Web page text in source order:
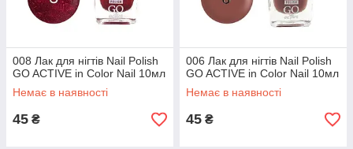
008 Лак для нігтів Nail Polish
GO ACTIVE in Color Nail 10мл
Немає в наявності
45 ₴
006 Лак для нігтів Nail Polish
GO ACTIVE in Color Nail 10мл
Немає в наявності
45 ₴